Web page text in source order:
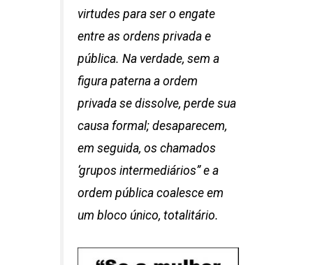
virtudes para ser o engate
entre as ordens privada e
pública. Na verdade, sem a
figura paterna a ordem
privada se dissolve, perde sua
causa formal; desaparecem,
em seguida, os chamados
‘grupos intermediários” e a
ordem pública coalesce em
um bloco único, totalitário.